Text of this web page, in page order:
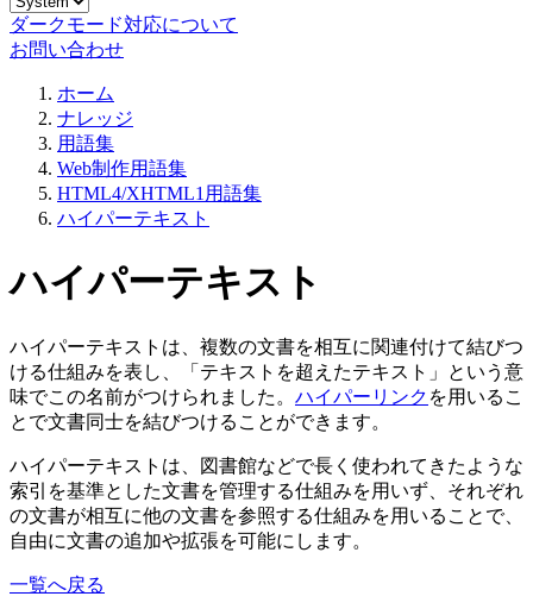
ダークモード対応について
お問い合わせ
ホーム
ナレッジ
用語集
Web制作用語集
HTML4/XHTML1用語集
ハイパーテキスト
ハイパーテキスト
ハイパーテキストは、複数の文書を相互に関連付けて結びつ
ける仕組みを表し、「テキストを超えたテキスト」という意
味でこの名前がつけられました。 ハイパーリンク を用いるこ
とで文書同士を結びつけることができます。
ハイパーテキストは、図書館などで長く使われてきたような
索引を基準とした文書を管理する仕組みを用いず、それぞれ
の文書が相互に他の文書を参照する仕組みを用いることで、
自由に文書の追加や拡張を可能にします。
一覧へ戻る